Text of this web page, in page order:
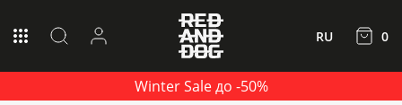
Winter Sale до -50%
RU 0